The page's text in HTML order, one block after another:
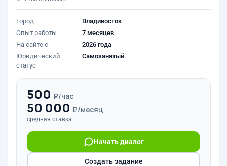
Город
Владивосток
Опыт работы
7 месяцев
На сайте с
2026 года
Юридический
статус
Самозанятый
500 ₽/час
50 000 ₽/месяц
средняя ставка
Начать диалог
Создать задание